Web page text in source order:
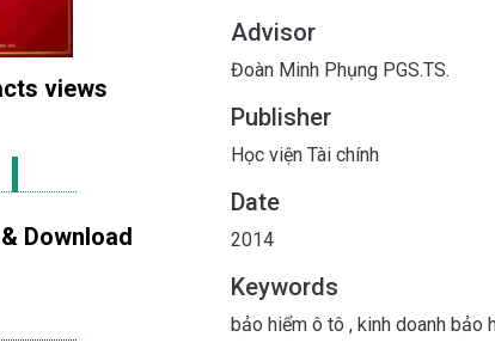
views
Download
Advisor
Đoàn Minh Phụng PGS.TS.
Publisher
Học viện Tài chính
Date
2014
Keywords
bảo hiểm ô tô , kinh doanh bảo